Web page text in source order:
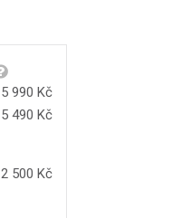
5 990 Kč
5 490 Kč
2 500 Kč